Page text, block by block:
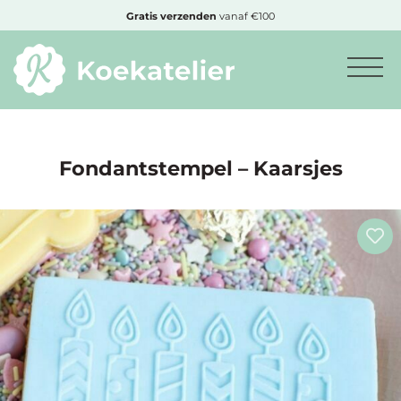
Minimum
Nieuwe
producten
Producten
op
soort
Producten
Cadeautjebij bestelling vanaf €50,-
Fondantstempel – Kaarsjes